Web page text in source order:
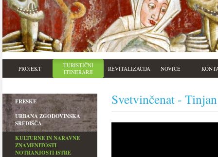
PROJEKT
TURISTIČNI
ITINERARJI
REVITALIZACIJA NOVICE
FRESKE
URBANA ZGODOVINSKA
SREDIŠČA
KULTURNE IN NARAVNE
ZNAMENITOSTI
NOTRANJOSTI ISTRE
Svetvinčenat -